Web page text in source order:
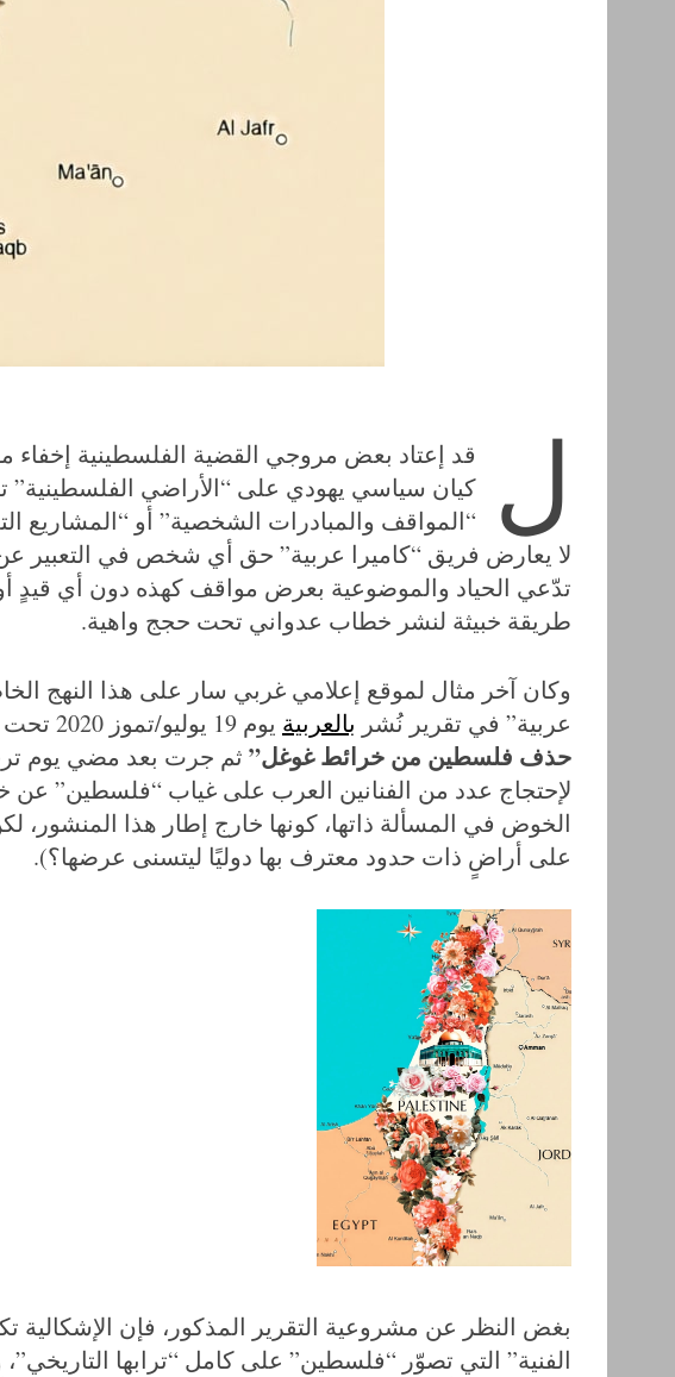
ل
قد إعتاد بعض مروجي القضية الفلسطينية إخفاء
كيان سياسي يهودي على “الأراضي الفلسطينية”
“المواقف والمبادرات الشخصية” أو “المشاريع
لا يعارض فريق “كاميرا عربية” حق أي شخص في التعبير
تدّعي الحياد والموضوعية بعرض مواقف كهذه دون أي قيدٍ
طريقة خبيثة لنشر خطاب عدواني تحت حجج واهية.
وكان آخر مثال لموقع إعلامي غربي سار على هذا النهج
عربية” في تقرير نُشر بالعربية يوم 19 يوليو/تموز 2020 تحت عنوان
حذف فلسطين من خرائط غوغل” ثم جرت بعد مضي يوم
لإحتجاج عدد من الفنانين العرب على غياب “فلسطين” عن
الخوض في المسألة ذاتها، كونها خارج إطار هذا
على أراضٍ ذات حدود معترف بها دوليًا ليتسنى عرضها؟).
بغض النظر عن مشروعية التقرير المذكور، فإن
الفنية” التي تصوّر “فلسطين” على كامل “ترابها
r
h
f
o
r